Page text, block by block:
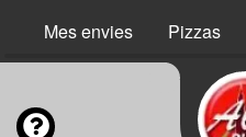
Mes envies Pizzas